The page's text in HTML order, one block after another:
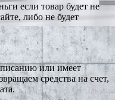
если товар будет не
либо не будет
или имеет
средства на счет,